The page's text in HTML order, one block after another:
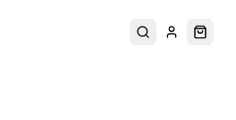
ПошукУвійти